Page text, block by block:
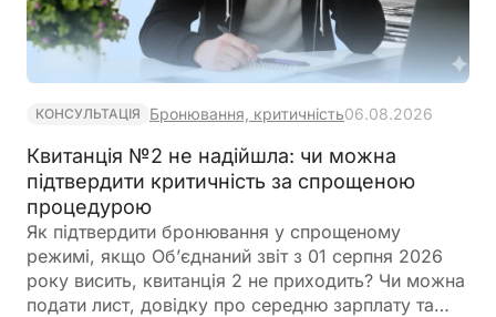
КОНСУЛЬТАЦІЯ Бронювання, критичність06.08.2026
Квитанція №2 не надійшла: чи можна
підтвердити критичність за спрощеною
процедурою
Як підтвердити бронювання у спрощеному
режимі, якщо Об’єднаний звіт з 01 серпня 2026
року висить, квитанція 2 не приходить? Чи можна
подати лист, довідку про середню зарплату та